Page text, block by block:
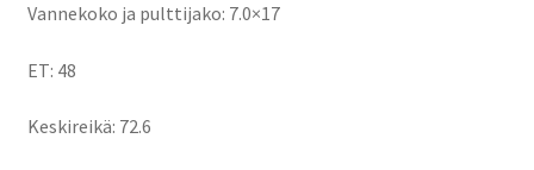
Vannekoko ja pulttijako: 7.0×17
ET: 48
Keskireikä: 72.6